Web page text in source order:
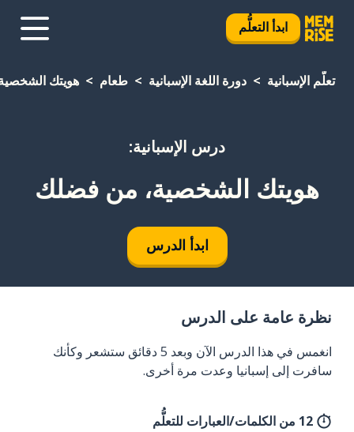
ابدأ التعلُّم
تعلَّم الإسبانية دورة اللغة الإسبانية طعام هويتك
درس الإسبانية:
هويتك الشخصية، من فضلك
ابدأ الدرس
نظرة عامة على الدرس
انغمس في هذا الدرس الآن وبعد 5 دقائق ستشعر وكأنك
سافرت إلى إسبانيا وعدت مرة أخرى.
12 من الكلمات/العبارات للتعلُّم